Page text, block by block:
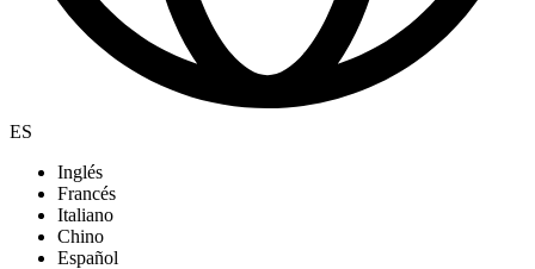
ES
Inglés
Francés
Italiano
Chino
Español